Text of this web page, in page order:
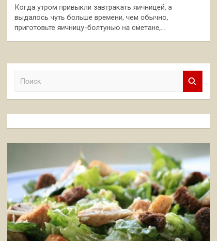
Когда утром привыкли завтракать яичницей, а
выдалось чуть больше времени, чем обычно,
приготовьте яичницу-болтунью на сметане,…
к